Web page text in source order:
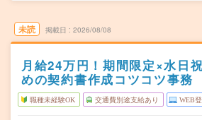
未読 掲載日 2026/08/08
月給24万円！期間限定×水日
めの契約書作成コツコツ事務
職種未経験OK 交通費別途支給あり WEB